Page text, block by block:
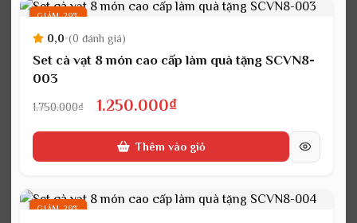
1.250.000₫.
GIẢM 29%
0,0•(0 đánh giá)
Set cà vạt 8 món cao cấp làm quà tặng SCVN8-
003
1.750.000₫
Giá
gốc
1.250.000₫Giá
hiện
tại
1.250.000₫.
Thêm vào giỏ
GIẢM 29%